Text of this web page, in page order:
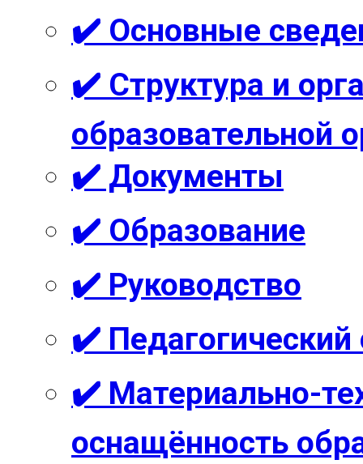
✔️ Основные
✔️ Структура и
образовательной
✔️ Документы
✔️ Образование
✔️ Руководство
✔️ Педагогический
✔️ Материально-
оснащённость